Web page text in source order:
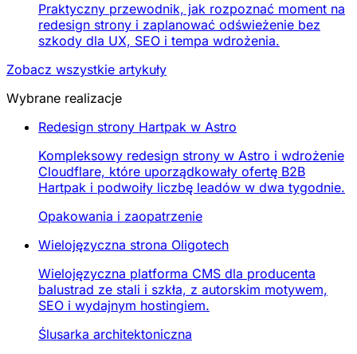
Praktyczny przewodnik, jak rozpoznać moment na
redesign strony i zaplanować odświeżenie bez
szkody dla UX, SEO i tempa wdrożenia.
Zobacz wszystkie artykuły
Wybrane realizacje
Redesign strony Hartpak w Astro
Kompleksowy redesign strony w Astro i wdrożenie
Cloudflare, które uporządkowały ofertę B2B
Hartpak i podwoiły liczbę leadów w dwa tygodnie.
Opakowania i zaopatrzenie
Wielojęzyczna strona Oligotech
Wielojęzyczna platforma CMS dla producenta
balustrad ze stali i szkła, z autorskim motywem,
SEO i wydajnym hostingiem.
Ślusarka architektoniczna